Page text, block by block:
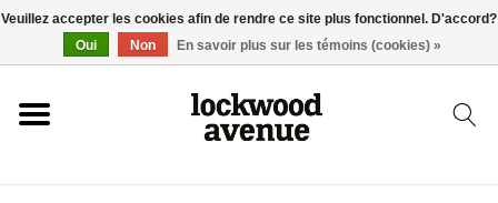
ACCUEIL
Veuillez accepter les cookies afin de rendre ce site plus fonctionnel. D'accord?
Oui
Non En savoir plus sur les témoins (cookies) »